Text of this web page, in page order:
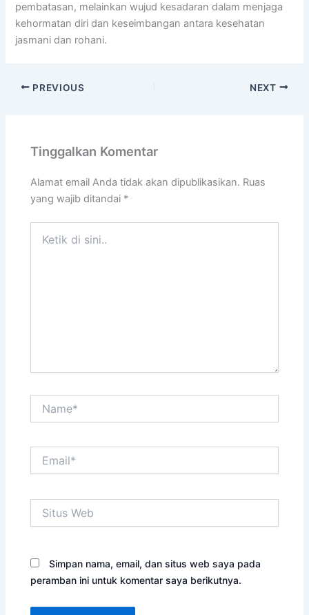
pembatasan, melainkan wujud kesadaran dalam menjaga
kehormatan diri dan keseimbangan antara kesehatan
jasmani dan rohani.
PREVIOUS NEXT
Tinggalkan Komentar
Alamat email Anda tidak akan dipublikasikan. Ruas
yang wajib ditandai *
Web
Simpan nama, email, dan situs web saya pada
peramban ini untuk komentar saya berikutnya.